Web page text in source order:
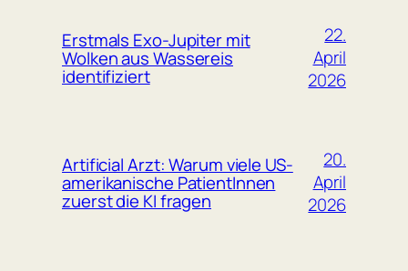
Erstmals Exo-Jupiter mit
Wolken aus Wassereis
identifiziert
22.
April
2026
Artificial Arzt: Warum viele US-
amerikanische PatientInnen
zuerst die KI fragen
20.
April
2026